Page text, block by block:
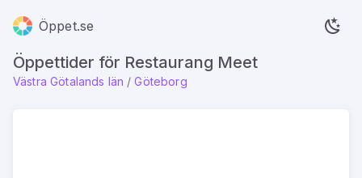
Öppet.se
Öppettider för Restaurang Meet
Västra Götalands län / Göteborg